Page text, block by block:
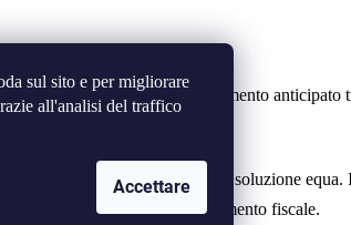
sul sito e per migliorare
all'analisi del traffico
Accettare
la merce dopo il pagamento anticipato
indicate nell'ordine. È una soluzione
pagamento, invieremo il documento fiscale.